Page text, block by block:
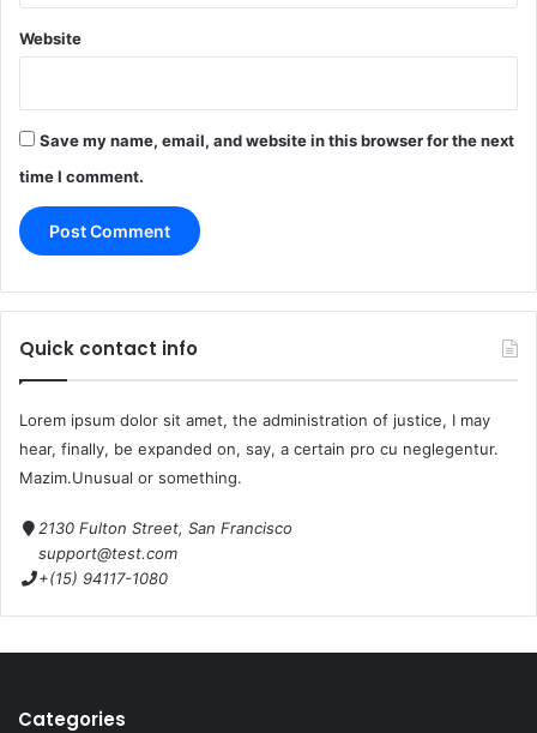
Website
Save my name, email, and website in this browser for the next
time I comment.
Quick contact info
Lorem ipsum dolor sit amet, the administration of justice, I may
hear, finally, be expanded on, say, a certain pro cu neglegentur.
Mazim.Unusual or something.
2130 Fulton Street, San Francisco
support@test.com
+(15) 94117-1080
Categories